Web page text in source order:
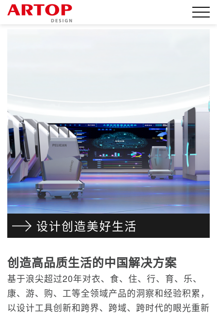
设计创造美好生活
创造高品质生活的中国解决方案
基于浪尖超过20年对衣、食、住、行、育、乐、
康、游、购、工等全领域产品的洞察和经验积累，
以设计工具创新和跨界、跨域、跨时代的眼光重新